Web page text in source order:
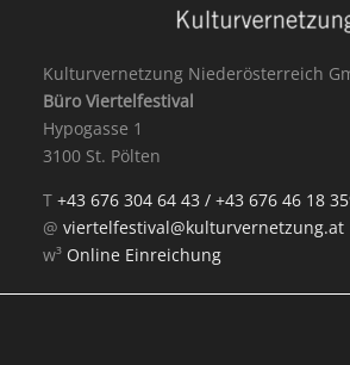
Kulturvernetzung Niederösterreich
Büro Viertelfestival
Hypogasse 1
3100 St. Pölten
T+43 676 304 64 43 /+43 676 46 18
@viertelfestival@kulturvernetzung.at
w³ Online Einreichung